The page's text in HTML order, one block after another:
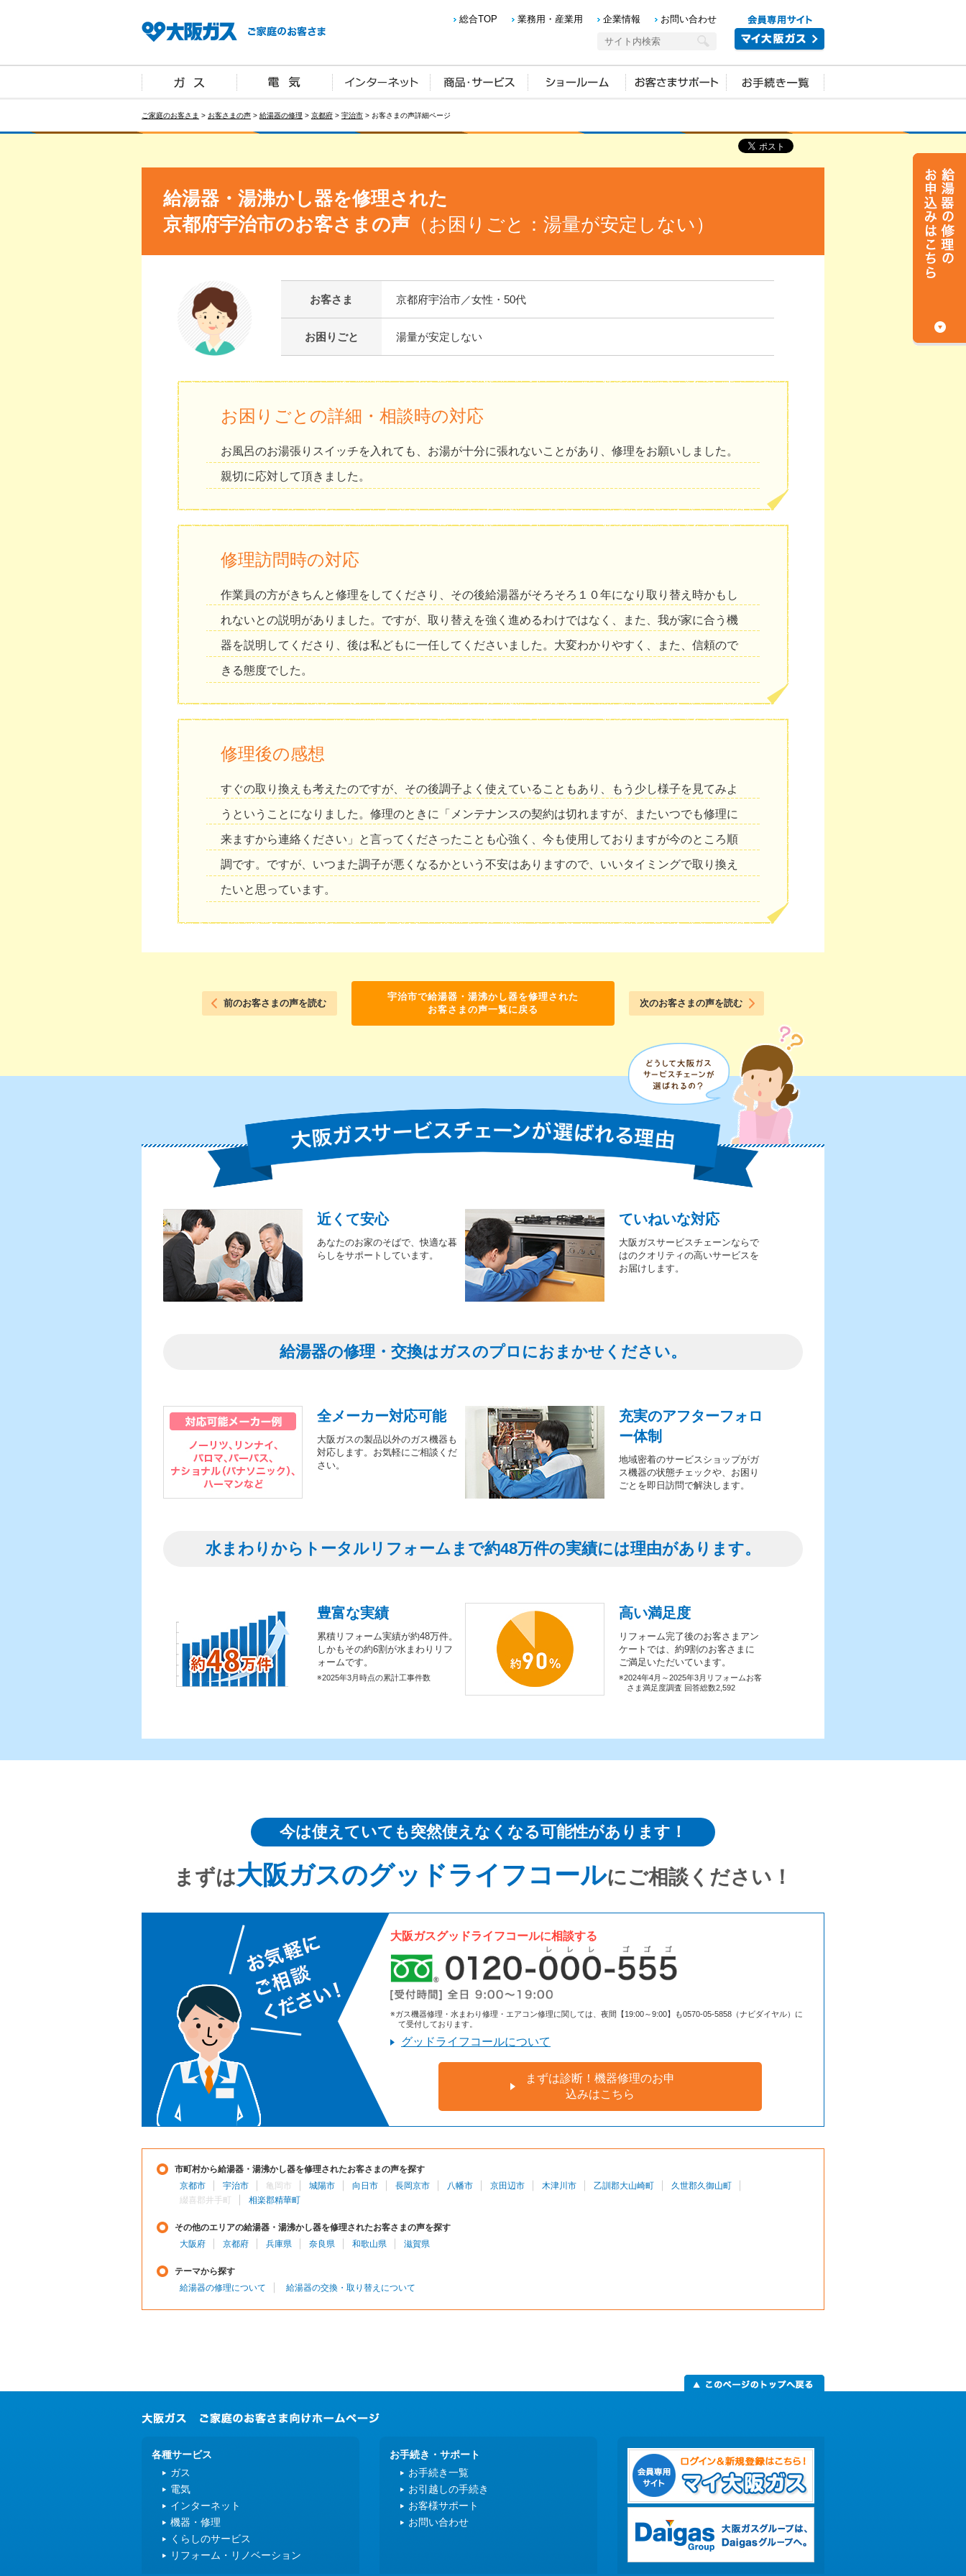
総合TOP 業務用・産業用 企業情報 お問い合わせ
ご家庭のお客さま > お客さまの声 > 給湯器の修理 > 京都府 > 宇治市 > お客さまの声詳細ページ
給湯器・湯沸かし器を修理された
京都府宇治市のお客さまの声 （お困りごと：湯量が安定しない）
お客さま 京都府宇治市／女性・50代
お困りごと 湯量が安定しない
お困りごとの詳細・相談時の対応
お風呂のお湯張りスイッチを入れても、お湯が十分に張れないことがあり、修理をお願いしました。
親切に応対して頂きました。
修理訪問時の対応
作業員の方がきちんと修理をしてくださり、その後給湯器がそろそろ１０年になり取り替え時かもし
れないとの説明がありました。ですが、取り替えを強く進めるわけではなく、また、我が家に合う機
器を説明してくださり、後は私どもに一任してくださいました。大変わかりやすく、また、信頼ので
きる態度でした。
修理後の感想
すぐの取り換えも考えたのですが、その後調子よく使えていることもあり、もう少し様子を見てみよ
うということになりました。修理のときに「メンテナンスの契約は切れますが、またいつでも修理に
来ますから連絡ください」と言ってくださったことも心強く、今も使用しておりますが今のところ順
調です。ですが、いつまた調子が悪くなるかという不安はありますので、いいタイミングで取り換え
たいと思っています。
前のお客さまの声を読む
宇治市で給湯器・湯沸かし器を修理された
お客さまの声一覧に戻る
次のお客さまの声を読む
近くて安心
あなたのお家のそばで、快適な暮
らしをサポートしています。
ていねいな対応
大阪ガスサービスチェーンならで
はのクオリティの高いサービスを
お届けします。
給湯器の修理・交換はガスのプロにおまかせください。
全メーカー対応可能
大阪ガスの製品以外のガス機器も
対応します。お気軽にご相談くだ
さい。
充実のアフターフォロ
ー体制
地域密着のサービスショップがガ
ス機器の状態チェックや、お困り
ごとを即日訪問で解決します。
水まわりからトータルリフォームまで約48万件の実績には理由があります。
豊富な実績
累積リフォーム実績が約48万件。
しかもその約6割が水まわりリフ
ォームです。
※2025年3月時点の累計工事件数
高い満足度
リフォーム完了後のお客さまアン
ケートでは、約9割のお客さまに
ご満足いただいています。
※2024年4月～2025年3月リフォームお客
さま満足度調査 回答総数2,592
今は使えていても突然使えなくなる可能性があります！
まずは大阪ガスのグッドライフコールにご相談ください！
大阪ガスグッドライフコールに相談する
※ガス機器修理・水まわり修理・エアコン修理に関しては、夜間【19:00～9:00】も0570-05-5858（ナビダイヤル）に
て受付しております。
グッドライフコールについて
まずは診断！機器修理のお申
込みはこちら
市町村から給湯器・湯沸かし器を修理されたお客さまの声を探す
京都市
宇治市 亀岡市 城陽市 向日市 長岡京市 八幡市 京田辺市 木津川市 乙訓郡大山崎町
久世郡久御山町
綴喜郡井手町
相楽郡精華町
その他のエリアの給湯器・湯沸かし器を修理されたお客さまの声を探す
大阪府
京都府 兵庫県 奈良県 和歌山県 滋賀県
テーマから探す
給湯器の修理について
給湯器の交換・取り替えについて
各種サービス
ガス
電気
インターネット
機器・修理
くらしのサービス
リフォーム・リノベーション
お手続き・サポート
お手続き一覧
お引越しの手続き
お客様サポート
お問い合わせ